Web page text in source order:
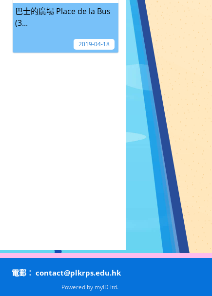
巴士的廣場 Place de la Bus
(3...
2019-04-18
電郵： contact@plkrps.edu.hk
Powered by myID itd.